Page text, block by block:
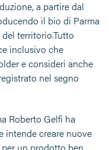
a partire dal
il bio di Parma
territorio.Tutto
inclusivo che
e consideri anche
nel segno
Roberto Gelfi ha
intende creare nuove
un prodotto ben